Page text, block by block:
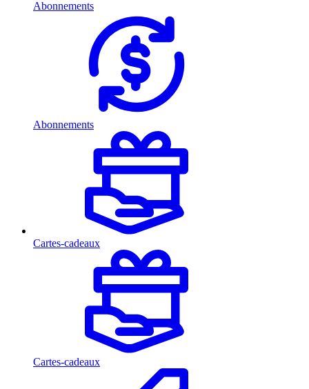
Abonnements
Abonnements
Cartes-cadeaux
Cartes-cadeaux